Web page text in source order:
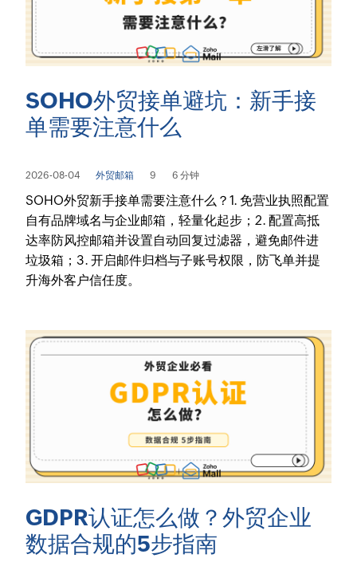
SOHO外贸接单避坑：新手接
单需要注意什么
2026-08-04 外贸邮箱 9 6 分钟
SOHO外贸新手接单需要注意什么？1. 免营业执照配置
自有品牌域名与企业邮箱，轻量化起步；2. 配置高抵
达率防风控邮箱并设置自动回复过滤器，避免邮件进
垃圾箱；3. 开启邮件归档与子账号权限，防飞单并提
升海外客户信任度。
GDPR认证怎么做？外贸企业
数据合规的5步指南